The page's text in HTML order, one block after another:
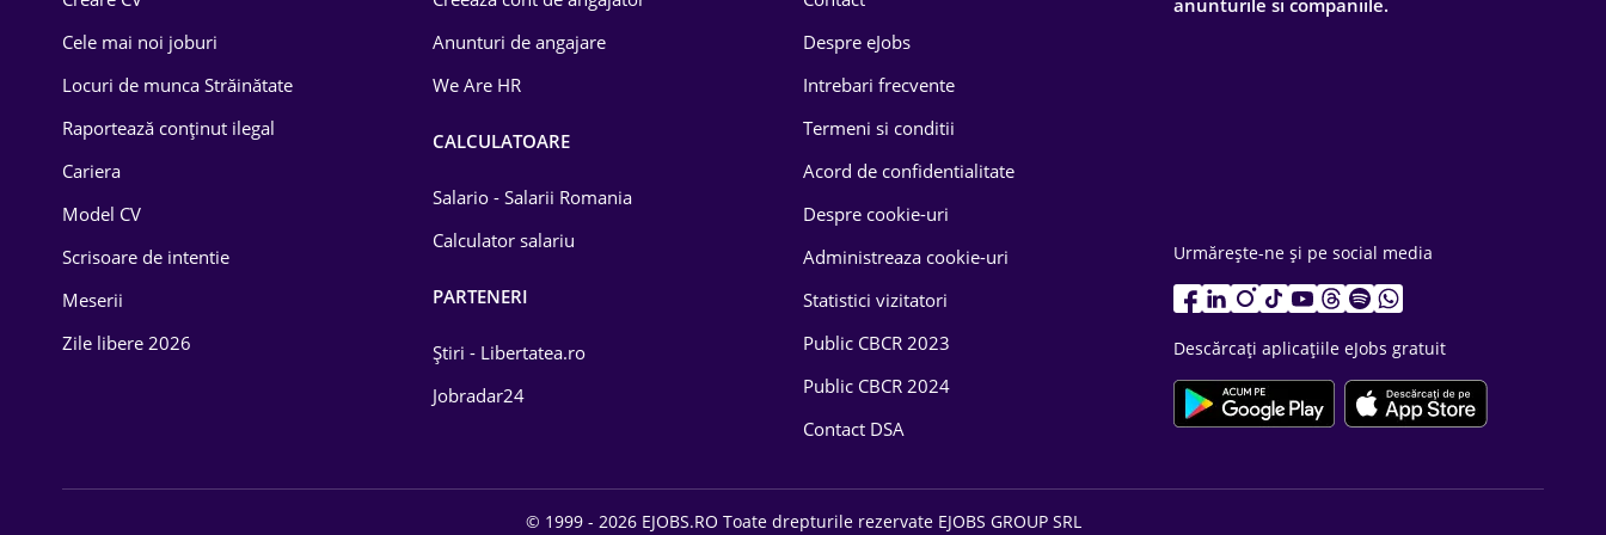
Drept
Educație / Training
Energetică
Farma
Cele mai noi joburi
Locuri de munca Străinătate
Raportează conținut ilegal
Cariera
Model CV
Scrisoare de intentie
Meserii
Zile libere 2026
Anunturi de angajare
We Are HR
CALCULATOARE
Salario - Salarii Romania
Calculator salariu
PARTENERI
Știri - Libertatea.ro
Jobradar24
Despre eJobs
Intrebari frecvente
Termeni si conditii
Acord de confidentialitate
Despre cookie-uri
Administreaza cookie-uri
Statistici vizitatori
Public CBCR 2023
Public CBCR 2024
Contact DSA
anunturile si companiile.
Urmărește-ne și pe social media
Descărcați aplicațiile eJobs gratuit
© 1999 - 2026 EJOBS.RO Toate drepturile rezervate EJOBS GROUP SRL